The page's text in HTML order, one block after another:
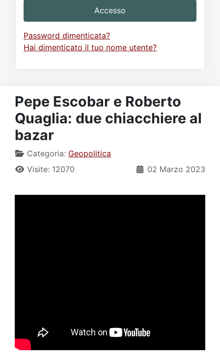
Accesso
Password dimenticata?
Hai dimenticato il tuo nome utente?
Pepe Escobar e Roberto
Quaglia: due chiacchiere al
bazar
Categoria: Geopolitica
02 Marzo 2023
Visite: 12070